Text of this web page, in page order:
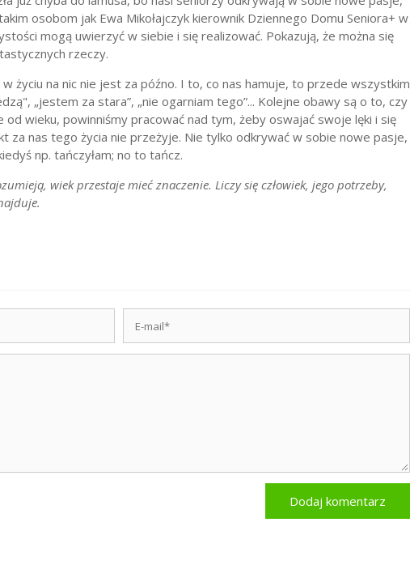
osobom jak Ewa Mikołajczyk kierownik Dziennego Domu Seniora+ w
mogą uwierzyć w siebie i się realizować. Pokazują, że można się
rzeczy.
życiu na nic nie jest za późno. I to, co nas hamuje, to przede wszystkim
„jestem za stara”, „nie ogarniam tego”... Kolejne obawy są o to, czy
od wieku, powinniśmy pracować nad tym, żeby oswajać swoje lęki i się
za nas tego życia nie przeżyje. Nie tylko odkrywać w sobie nowe pasje,
np. tańczyłam; no to tańcz.
wiek przestaje mieć znaczenie. Liczy się człowiek, jego potrzeby,